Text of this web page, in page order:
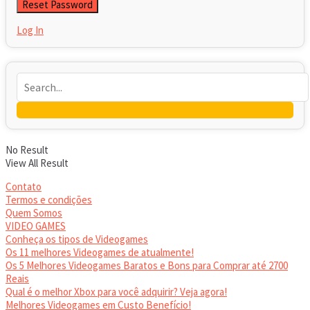
Log In
No Result
View All Result
Contato
Termos e condições
Quem Somos
VIDEO GAMES
Conheça os tipos de Videogames
Os 11 melhores Videogames de atualmente!
Os 5 Melhores Videogames Baratos e Bons para Comprar até 2700
Reais
Qual é o melhor Xbox para você adquirir? Veja agora!
Melhores Videogames em Custo Benefício!